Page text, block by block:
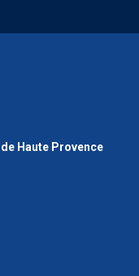
Haute Provence